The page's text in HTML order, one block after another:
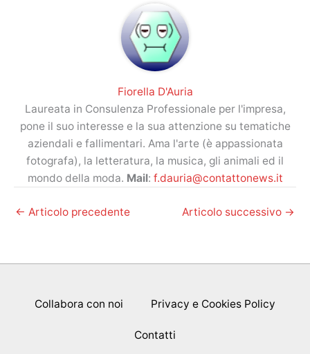
Fiorella D'Auria
Laureata in Consulenza Professionale per l'impresa,
pone il suo interesse e la sua attenzione su tematiche
aziendali e fallimentari. Ama l'arte (è appassionata
fotografa), la letteratura, la musica, gli animali ed il
mondo della moda. Mail: f.dauria@contattonews.it
← Articolo precedente Articolo successivo →
Collabora con noi Privacy e Cookies Policy
Contatti